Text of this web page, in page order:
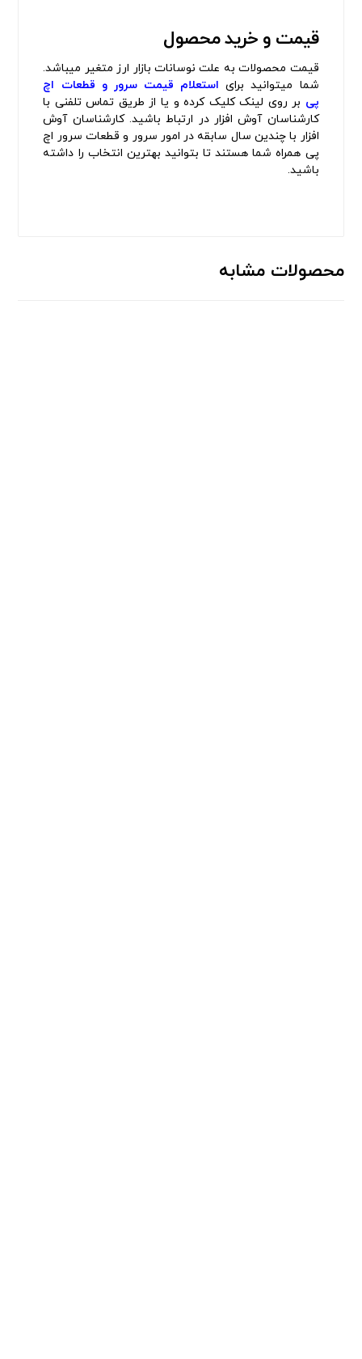
قیمت و خرید محصول
قیمت محصولات به علت نوسانات بازار ارز متغیر میباشد.
شما میتوانید برای استعلام قیمت سرور و قطعات اچ
پی بر روی لینک کلیک کرده و یا از طریق تماس تلفنی با
کارشناسان آوش افزار در ارتباط باشید. کارشناسان آوش
افزار با چندین سال سابقه در امور سرور و قطعات سرور اچ
پی همراه شما هستند تا بتوانید بهترین انتخاب را داشته
باشید.
محصولات مشابه